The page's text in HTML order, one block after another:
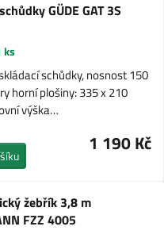
GÜDE GAT 3S
ks
schůdky, nosnost 150
horní plošiny: 335 x 210
výška…
1 190 Kč
žebřík 3,8 m
FZZ 4005